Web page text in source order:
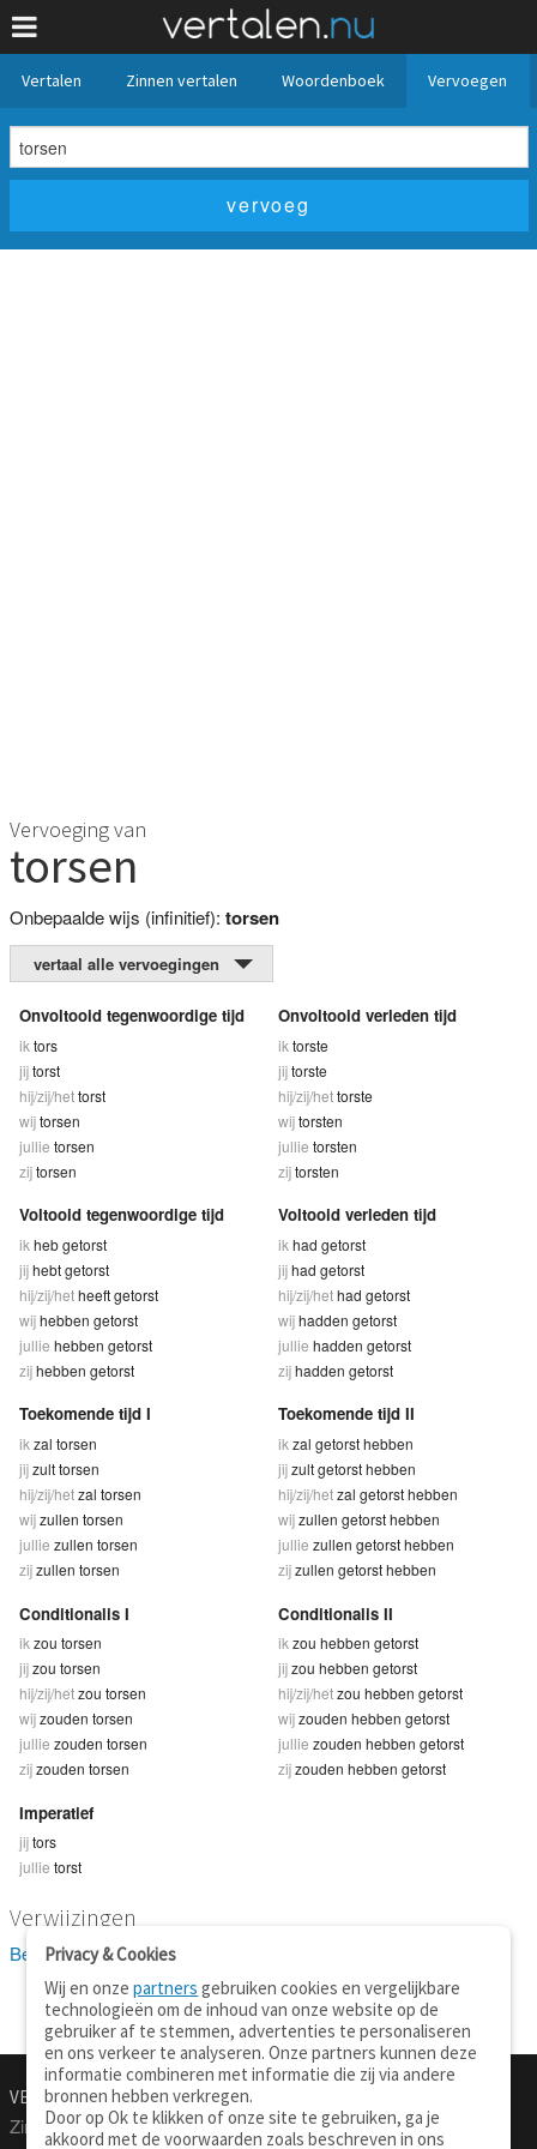
Vertalen Zinnen vertalen Woordenboek Vervoegen
Vervoeging van
torsen
Onbepaalde wijs (infinitief): torsen
vertaal alle vervoegingen
Onvoltooid tegenwoordige tijd
ik tors
jijtorst
hij/zij/hettorst
wijtorsen
jullie torsen
zijtorsen
Onvoltooid verleden tijd
ik torste
jijtorste
hij/zij/hettorste
wijtorsten
jullie torsten
zijtorsten
Voltooid tegenwoordige tijd
ik heb getorst
jijhebt getorst
hij/zij/hetheeft getorst
wijhebben getorst
jullie hebben getorst
zijhebben getorst
Voltooid verleden tijd
ik had getorst
jijhad getorst
hij/zij/hethad getorst
wijhadden getorst
jullie hadden getorst
zijhadden getorst
Toekomende tijd I
ik zal torsen
jijzult torsen
hij/zij/hetzal torsen
wijzullen torsen
jullie zullen torsen
zijzullen torsen
Toekomende tijd II
ik zal getorst hebben
jijzult getorst hebben
hij/zij/hetzal getorst hebben
wijzullen getorst hebben
jullie zullen getorst hebben
zijzullen getorst hebben
Conditionalis I
ik zou torsen
jijzou torsen
hij/zij/hetzou torsen
wijzouden torsen
jullie zouden torsen
zijzouden torsen
Conditionalis II
ik zou hebben getorst
jijzou hebben getorst
hij/zij/hetzou hebben getorst
wijzouden hebben getorst
jullie zouden hebben getorst
zijzouden hebben getorst
Imperatief
jijtors
jullie torst
Verwijzingen
Bekijk 1 definitie(s) van torsen
VERTALEN.NU
Zinnen vertalen
Over deze site
Privacy & Cookies
Wij en onzepartners gebruiken cookies en vergelijkbare
technologieën om de inhoud van onze website op de
gebruiker af te stemmen, advertenties te personaliseren
en ons verkeer te analyseren. Onze partners kunnen deze
informatie combineren met informatie die zij via andere
bronnen hebben verkregen.
Door op Ok te klikken of onze site te gebruiken, ga je
akkoord met de voorwaarden zoals beschreven in ons